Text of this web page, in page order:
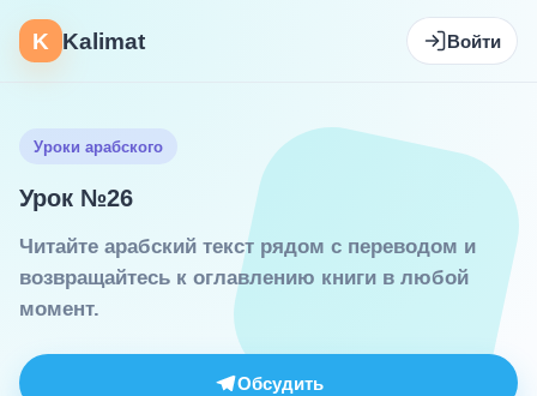
K Kalimat Войти
Уроки арабского
Урок №26
Читайте арабский текст рядом с переводом и
возвращайтесь к оглавлению книги в любой
момент.
Обсудить